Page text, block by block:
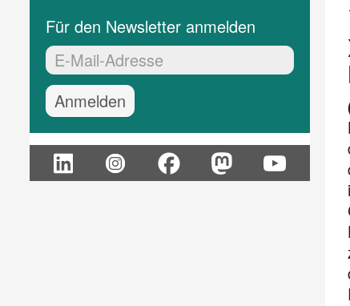
Für den Newsletter anmelden
EMail-Adresse:*